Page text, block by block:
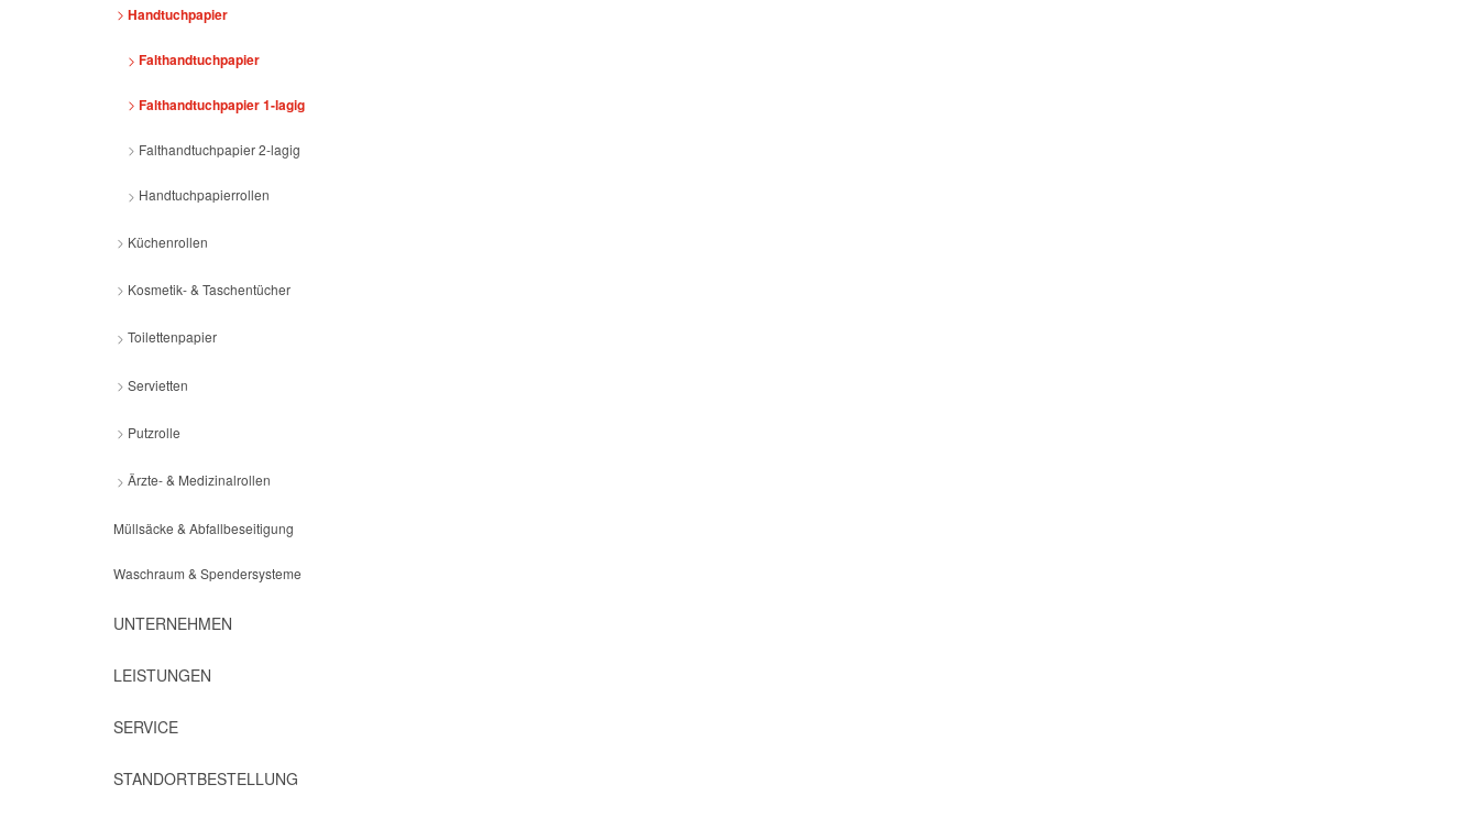
Handtuchpapier
Falthandtuchpapier
Falthandtuchpapier 1-lagig
Falthandtuchpapier 2-lagig
Handtuchpapierrollen
Küchenrollen
Kosmetik- & Taschentücher
Toilettenpapier
Servietten
Putzrolle
Ärzte- & Medizinalrollen
Müllsäcke & Abfallbeseitigung
Waschraum & Spendersysteme
UNTERNEHMEN
LEISTUNGEN
SERVICE
STANDORTBESTELLUNG